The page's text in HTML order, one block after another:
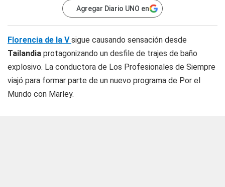
Agregar Diario UNO en
Florencia de la Vsigue causando sensación desde
Tailandia protagonizando un desfile de trajes de baño
explosivo. La conductora de Los Profesionales de Siempre
viajó para formar parte de un nuevo programa de Por el
Mundo con Marley.